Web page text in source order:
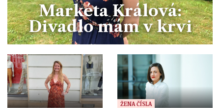
Markéta Králová:
Divadlo mám v krvi
ŽENA ČÍSLA